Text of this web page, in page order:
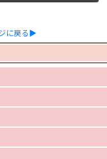
に戻る▶